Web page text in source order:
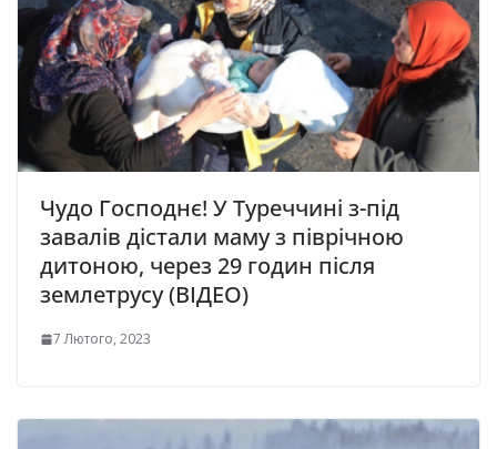
Чудо Господнє! У Туреччині з-під
завалів дістали маму з піврічною
дитоною, через 29 годин після
землетрусу (ВІДЕО)
7 Лютого, 2023